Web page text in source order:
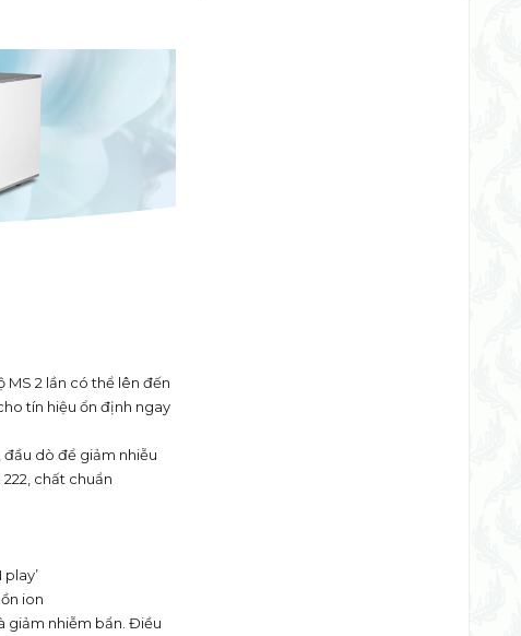
2 lần có thể lên đến
tín hiệu ổn định ngay
dò để giảm nhiễu
chất chuẩn
ion
giảm nhiễm bẩn. Điều